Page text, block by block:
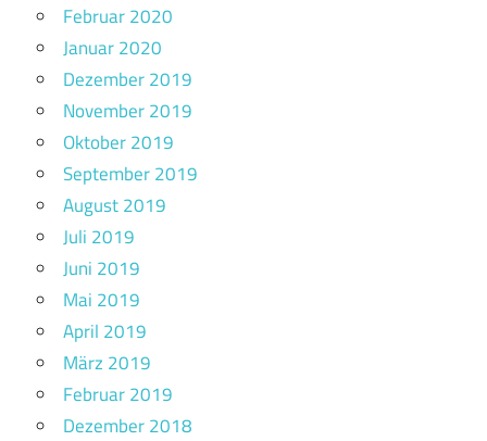
Februar 2020
Januar 2020
Dezember 2019
November 2019
Oktober 2019
September 2019
August 2019
Juli 2019
Juni 2019
Mai 2019
April 2019
März 2019
Februar 2019
Dezember 2018